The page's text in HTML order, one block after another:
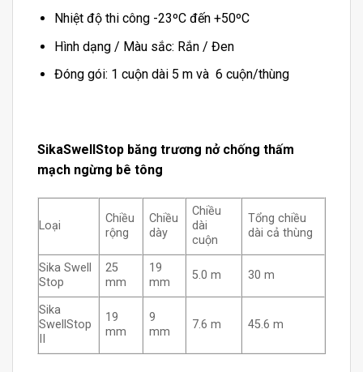
Nhiệt độ thi công -23ºC đến +50ºC
Hình dạng / Màu sắc: Rắn / Đen
Đóng gói: 1 cuộn dài 5 m và 6 cuộn/thùng
SikaSwellStop băng trương nở chống thấm
mạch ngừng bê tông
Loại
Chiều
rộng
Chiều
dày
Chiều
dài
cuộn
Tổng chiều
dài cả thùng
Sika Swell
Stop
25
mm
19
mm
5.0 m 30 m
Sika
SwellStop
19
mm
9
mm
7.6 m 45.6 m